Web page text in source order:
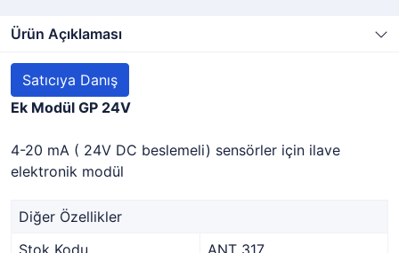
Ürün Açıklaması
Satıcıya Danış
Ek Modül GP 24V
4-20 mA ( 24V DC beslemeli) sensörler için ilave
elektronik modül
Diğer Özellikler
Stok Kodu
ANT 317